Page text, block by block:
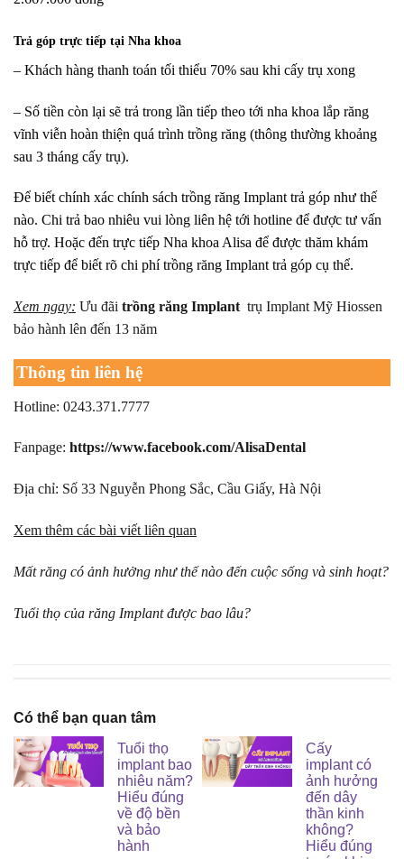
Trả góp trực tiếp tại Nha khoa
– Khách hàng thanh toán tối thiểu 70% sau khi cấy trụ xong
– Số tiền còn lại sẽ trả trong lần tiếp theo tới nha khoa lắp răng
vĩnh viễn hoàn thiện quá trình trồng răng (thông thường khoảng
sau 3 tháng cấy trụ).
Để biết chính xác chính sách trồng răng Implant trả góp như thế
nào. Chi trả bao nhiêu vui lòng liên hệ tới hotline để được tư vấn
hỗ trợ. Hoặc đến trực tiếp Nha khoa Alisa để được thăm khám
trực tiếp để biết rõ chi phí trồng răng Implant trả góp cụ thể.
Xem ngay: Ưu đãi trồng răng Implant trụ Implant Mỹ Hiossen
bảo hành lên đến 13 năm
Thông tin liên hệ
Hotline: 0243.371.7777
Fanpage: https://www.facebook.com/AlisaDental
Địa chỉ: Số 33 Nguyễn Phong Sắc, Cầu Giấy, Hà Nội
Xem thêm các bài viết liên quan
Mất răng có ảnh hưởng như thế nào đến cuộc sống và sinh hoạt?
Tuổi thọ của răng Implant được bao lâu?
Có thể bạn quan tâm
Tuổi thọ
implant bao
nhiêu năm?
Hiểu đúng
về độ bền
và bảo
hành
Cấy
implant có
ảnh hưởng
đến dây
thần kinh
không?
Hiểu đúng